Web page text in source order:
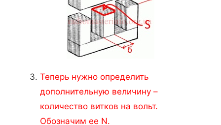
Теперь нужно определить
дополнительную величину –
количество витков на вольт.
Обозначим ее N.